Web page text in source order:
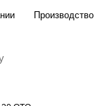
Производство